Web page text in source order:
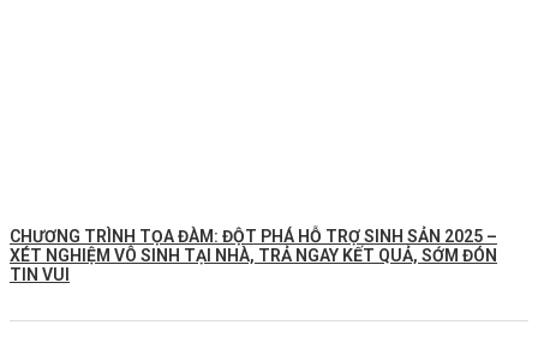
CHƯƠNG TRÌNH TỌA ĐÀM: ĐỘT PHÁ HỖ TRỢ SINH SẢN 2025 –
XÉT NGHIỆM VÔ SINH TẠI NHÀ, TRẢ NGAY KẾT QUẢ, SỚM ĐÓN
TIN VUI